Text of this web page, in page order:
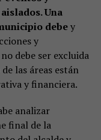
Una
debey
y
debe ser excluida
las áreas están
y financiera.
analizar
final de la